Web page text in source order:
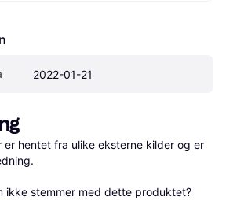
2022-01-21
er hentet fra ulike eksterne kilder og er
ikke stemmer med dette produktet?